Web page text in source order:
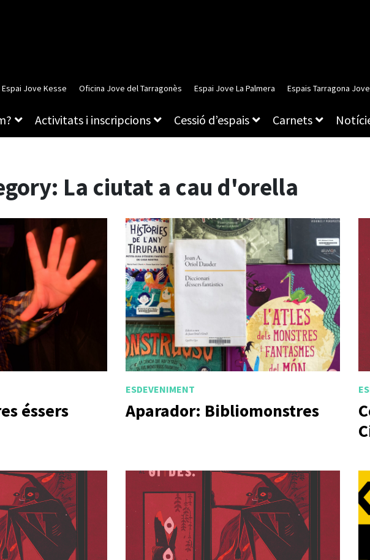
Espai Jove Kesse Oficina Jove del Tarragonès Espai Jove La Palmera Espais Tarragona Jove
Activitats i inscripcions Cessió d’espais Carnets
La ciutat a cau d'orella
éssers
ESDEVENIMENT
Aparador: Bibliomonstres